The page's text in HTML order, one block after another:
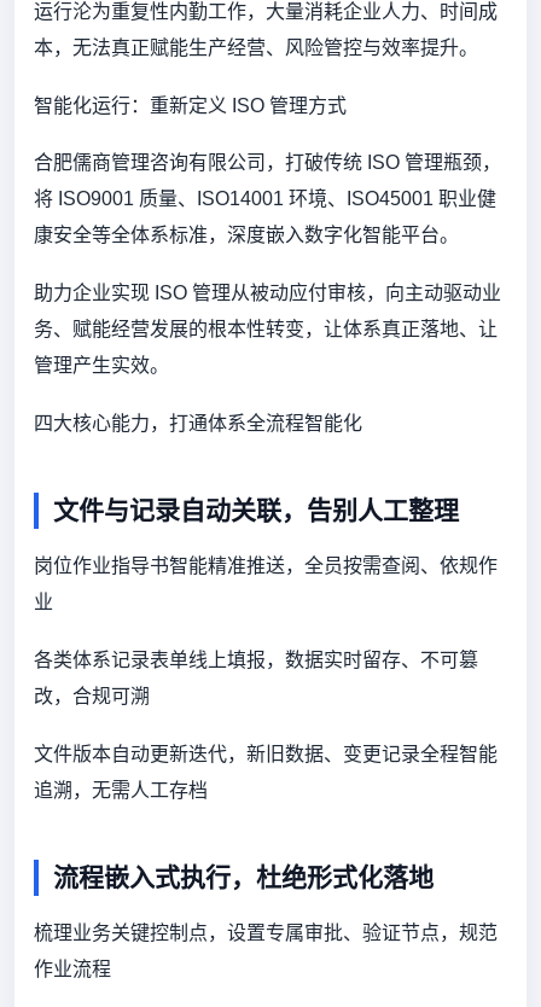
运行沦为重复性内勤工作，大量消耗企业人力、时间成
本，无法真正赋能生产经营、风险管控与效率提升。
智能化运行：重新定义 ISO 管理方式
合肥儒商管理咨询有限公司，打破传统 ISO 管理瓶颈，
将 ISO9001 质量、ISO14001 环境、ISO45001 职业健
康安全等全体系标准，深度嵌入数字化智能平台。
助力企业实现 ISO 管理从被动应付审核，向主动驱动业
务、赋能经营发展的根本性转变，让体系真正落地、让
管理产生实效。
四大核心能力，打通体系全流程智能化
文件与记录自动关联，告别人工整理
岗位作业指导书智能精准推送，全员按需查阅、依规作
业
各类体系记录表单线上填报，数据实时留存、不可篡
改，合规可溯
文件版本自动更新迭代，新旧数据、变更记录全程智能
追溯，无需人工存档
流程嵌入式执行，杜绝形式化落地
梳理业务关键控制点，设置专属审批、验证节点，规范
作业流程